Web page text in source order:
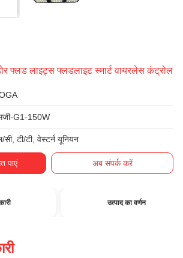
फ्लड लाइट्स फ्लडलाइट स्मार्ट वायरलेस कंट्रोल
G1-150W
सी, टी/टी, वेस्टर्न यूनियन
पाएं अब संपर्क करें
उत्पाद का वर्णन